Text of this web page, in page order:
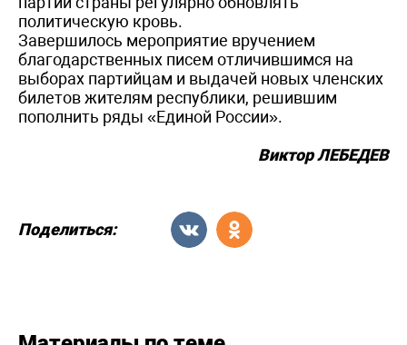
политическую кровь.
Завершилось мероприятие вручением
благодарственных писем отличившимся на
выборах партийцам и выдачей новых членских
билетов жителям республики, решившим
пополнить ряды «Единой России».
Виктор ЛЕБЕДЕВ
Поделиться: